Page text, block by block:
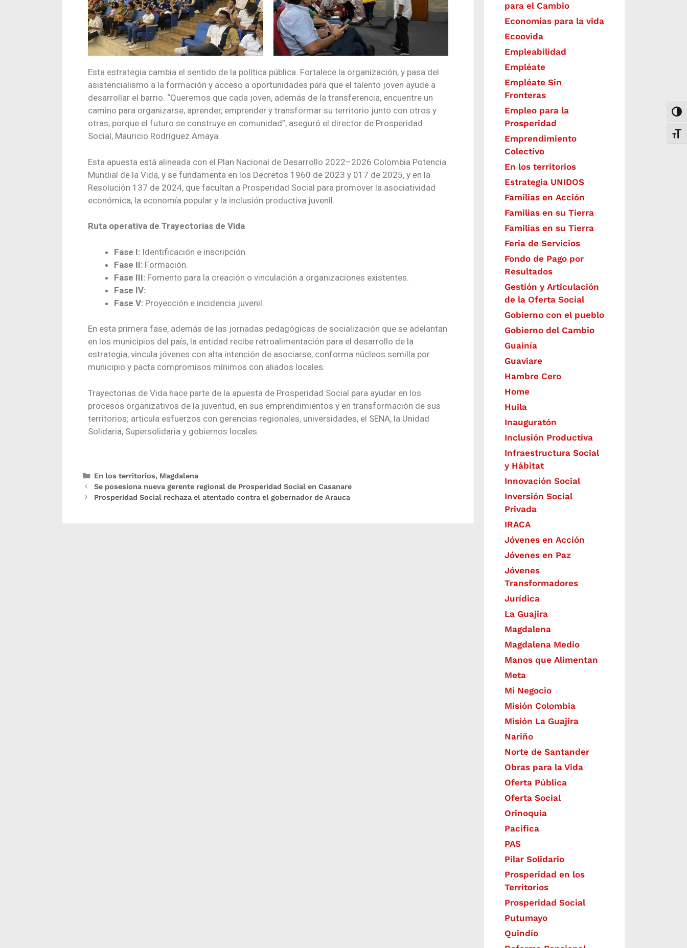
Esta estrategia cambia el sentido de la política pública. Fortalece la organización, y pasa del
asistencialismo a la formación y acceso a oportunidades para que el talento joven ayude a
desarrollar el barrio. “Queremos que cada joven, además de la transferencia, encuentre un
camino para organizarse, aprender, emprender y transformar su territorio junto con otros y
otras, porque el futuro se construye en comunidad”, aseguró el director de Prosperidad
Social, Mauricio Rodríguez Amaya.
Esta apuesta está alineada con el Plan Nacional de Desarrollo 2022–2026 Colombia Potencia
Mundial de la Vida, y se fundamenta en los Decretos 1960 de 2023 y 017 de 2025, y en la
Resolución 137 de 2024, que facultan a Prosperidad Social para promover la asociatividad
económica, la economía popular y la inclusión productiva juvenil.
Ruta operativa de Trayectorias de Vida
Fase I: Identificación e inscripción.
Fase II: Formación.
Fase III: Fomento para la creación o vinculación a organizaciones existentes.
Fase IV:
Fase V: Proyección e incidencia juvenil.
En esta primera fase, además de las jornadas pedagógicas de socialización que se adelantan
en los municipios del país, la entidad recibe retroalimentación para el desarrollo de la
estrategia, vincula jóvenes con alta intención de asociarse, conforma núcleos semilla por
municipio y pacta compromisos mínimos con aliados locales.
Trayectorias de Vida hace parte de la apuesta de Prosperidad Social para ayudar en los
procesos organizativos de la juventud, en sus emprendimientos y en transformación de sus
territorios; articula esfuerzos con gerencias regionales, universidades, el SENA, la Unidad
Solidaria, Supersolidaria y gobiernos locales.
En los territorios, Magdalena
Se posesiona nueva gerente regional de Prosperidad Social en Casanare
Prosperidad Social rechaza el atentado contra el gobernador de Arauca
para el Cambio
Economías para la vida
Ecoovida
Empleabilidad
Empléate
Empléate Sin
Fronteras
Empleo para la
Prosperidad
Emprendimiento
Colectivo
En los territorios
Estrategia UNIDOS
Familias en Acción
Familias en su Tierra
Familias en su Tierra
Feria de Servicios
Fondo de Pago por
Resultados
Gestión y Articulación
de la Oferta Social
Gobierno con el pueblo
Gobierno del Cambio
Guainía
Guaviare
Hambre Cero
Home
Huila
Inauguratón
Inclusión Productiva
Infraestructura Social
y Hábitat
​Innovación Social
Inversión Social
Privada
IRACA
Jóvenes en Acción
Jóvenes en Paz
Jóvenes
Transformadores
Jurídica
La Guajira
Magdalena
Magdalena Medio
Manos que Alimentan
Meta
Mi Negocio
Misión Colombia
Misión La Guajira
Nariño
Norte de Santander
Obras para la Vida
Oferta Pública
Oferta Social​​
Orinoquia
Pacífica
PAS
Pilar Solidario
Prosperidad en los
Territorios
Prosperidad Social
Putumayo
Quindío